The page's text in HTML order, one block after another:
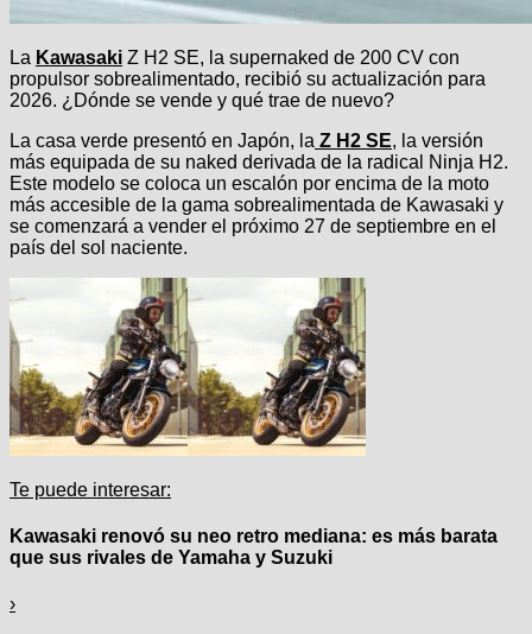
La Kawasaki Z H2 SE, la supernaked de 200 CV con
propulsor sobrealimentado, recibió su actualización para
2026. ¿Dónde se vende y qué trae de nuevo?
La casa verde presentó en Japón, la Z H2 SE, la versión
más equipada de su naked derivada de la radical Ninja H2.
Este modelo se coloca un escalón por encima de la moto
más accesible de la gama sobrealimentada de Kawasaki y
se comenzará a vender el próximo 27 de septiembre en el
país del sol naciente.
Te puede interesar:
Kawasaki renovó su neo retro mediana: es más barata
que sus rivales de Yamaha y Suzuki
›